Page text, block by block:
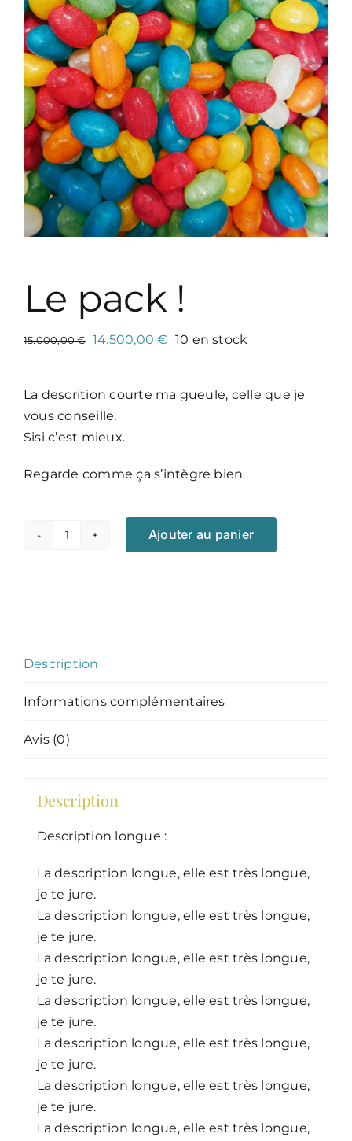
Le pack !
15.000,00€ Le
était :
15.000,00 €.
14.500,00€ Le
est :
10 en stock
La descrition courte ma gueule, celle que je
vous conseille.
Sisi c’est mieux.
Regarde comme ça s’intègre bien.
quantité
Ajouter au panier
Description
Informations complémentaires
Avis (0)
Description
Description longue :
La description longue, elle est très longue,
je te jure.
La description longue, elle est très longue,
je te jure.
La description longue, elle est très longue,
je te jure.
La description longue, elle est très longue,
je te jure.
La description longue, elle est très longue,
je te jure.
La description longue, elle est très longue,
je te jure.
La description longue, elle est très longue,